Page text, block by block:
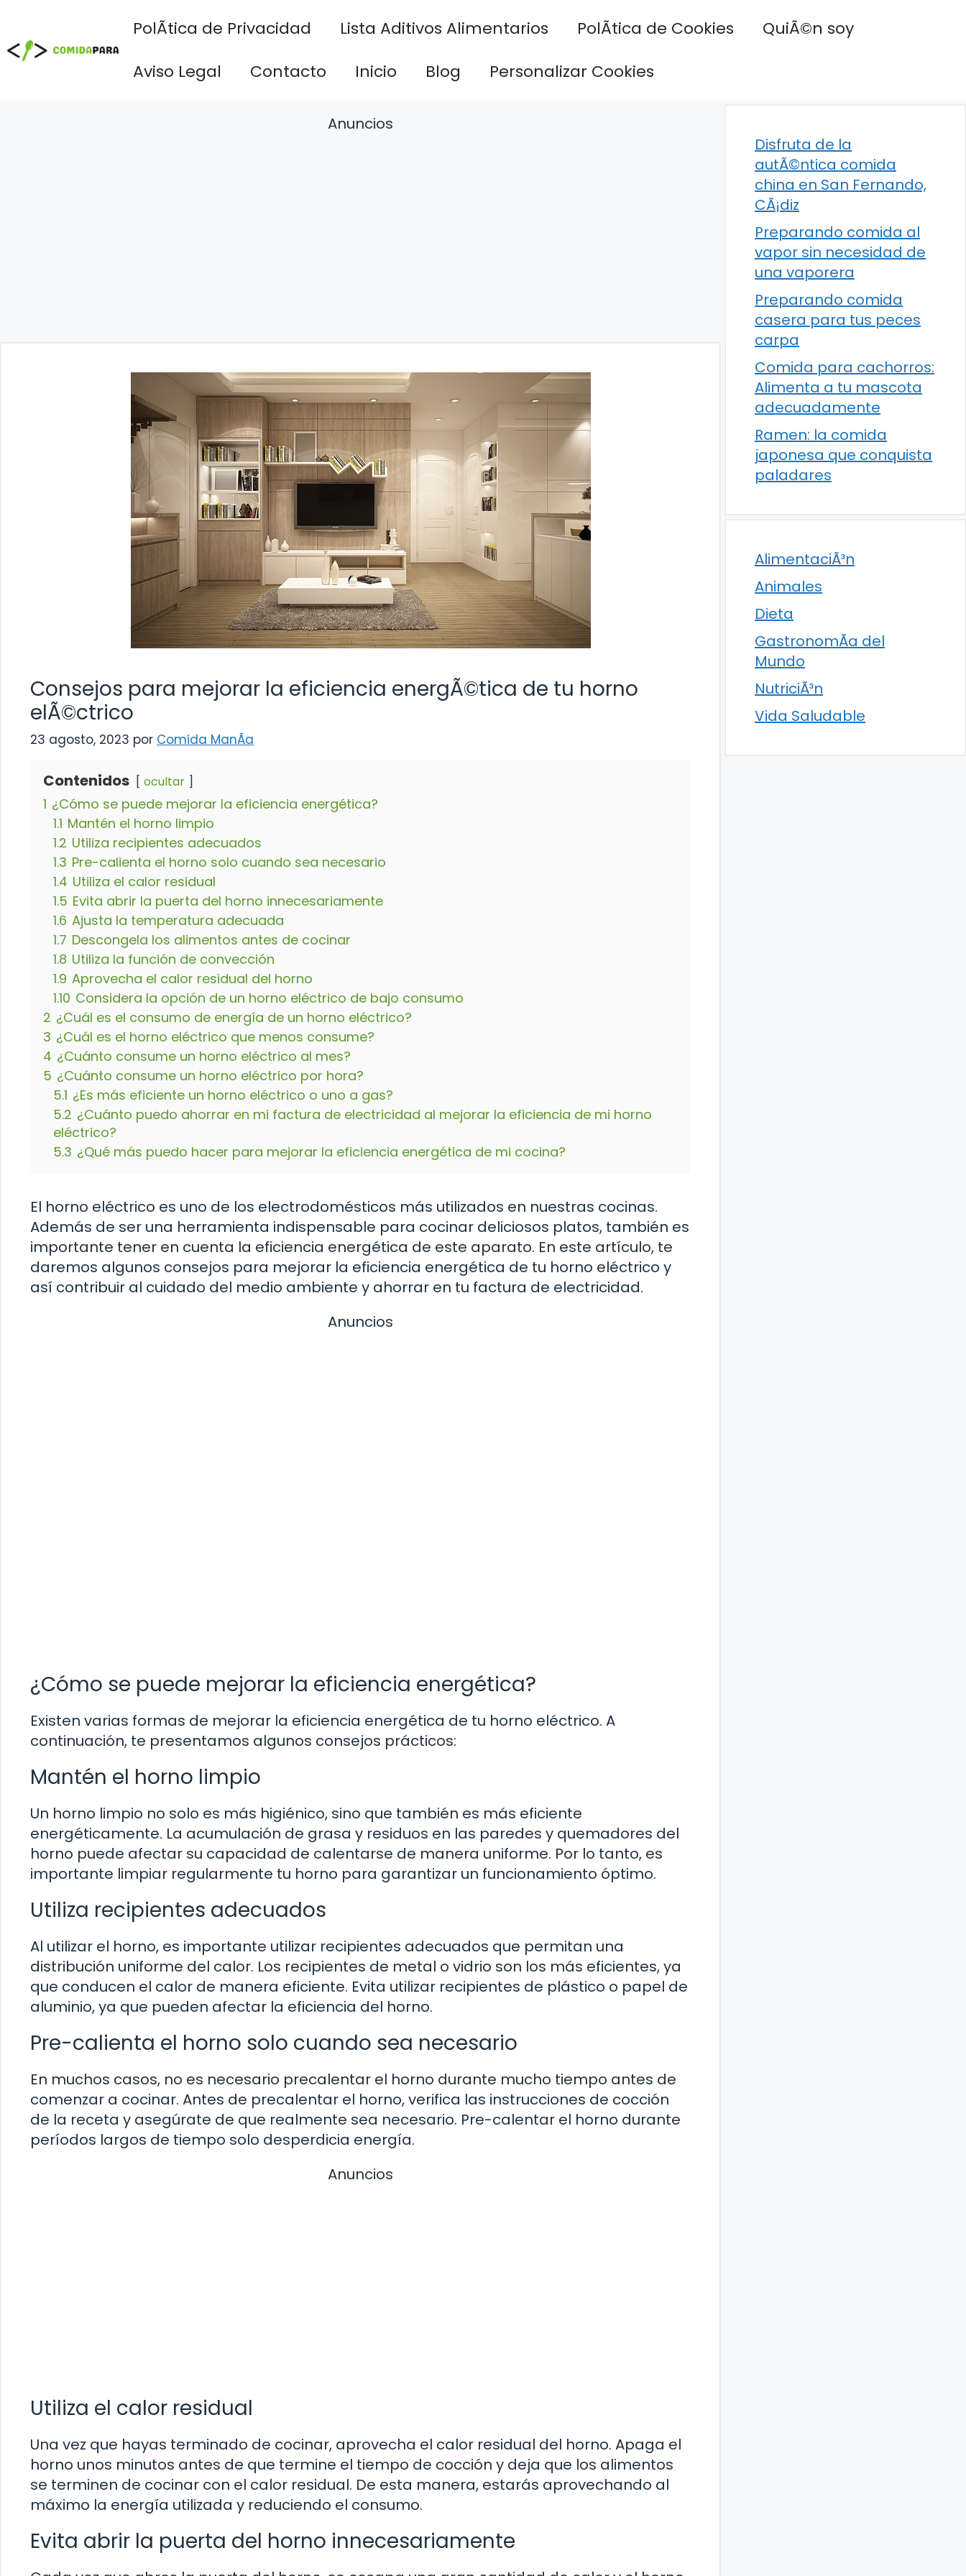
contenido
PolÃ­tica de Privacidad Lista Aditivos Alimentarios PolÃ­tica de Cookies
QuiÃ©n soy
Aviso Legal
Contacto Inicio Blog Personalizar Cookies
Anuncios
Consejos para mejorar la eficiencia energÃ©tica de tu horno
elÃ©ctrico
23 agosto, 2023 por Comida ManÃ­a
Contenidos ocultar
1 ¿Cómo se puede mejorar la eficiencia energética?
1.1 Mantén el horno limpio
1.2 Utiliza recipientes adecuados
1.3 Pre-calienta el horno solo cuando sea necesario
1.4 Utiliza el calor residual
1.5 Evita abrir la puerta del horno innecesariamente
1.6 Ajusta la temperatura adecuada
1.7 Descongela los alimentos antes de cocinar
1.8 Utiliza la función de convección
1.9 Aprovecha el calor residual del horno
1.10 Considera la opción de un horno eléctrico de bajo consumo
2 ¿Cuál es el consumo de energía de un horno eléctrico?
3 ¿Cuál es el horno eléctrico que menos consume?
4 ¿Cuánto consume un horno eléctrico al mes?
5 ¿Cuánto consume un horno eléctrico por hora?
5.1 ¿Es más eficiente un horno eléctrico o uno a gas?
5.2 ¿Cuánto puedo ahorrar en mi factura de electricidad al mejorar la eficiencia de mi horno
eléctrico?
5.3 ¿Qué más puedo hacer para mejorar la eficiencia energética de mi cocina?
El horno eléctrico es uno de los electrodomésticos más utilizados en nuestras cocinas.
Además de ser una herramienta indispensable para cocinar deliciosos platos, también es
importante tener en cuenta la eficiencia energética de este aparato. En este artículo, te
daremos algunos consejos para mejorar la eficiencia energética de tu horno eléctrico y
así contribuir al cuidado del medio ambiente y ahorrar en tu factura de electricidad.
Anuncios
¿Cómo se puede mejorar la eficiencia energética?
Existen varias formas de mejorar la eficiencia energética de tu horno eléctrico. A
continuación, te presentamos algunos consejos prácticos:
Mantén el horno limpio
Un horno limpio no solo es más higiénico, sino que también es más eficiente
energéticamente. La acumulación de grasa y residuos en las paredes y quemadores del
horno puede afectar su capacidad de calentarse de manera uniforme. Por lo tanto, es
importante limpiar regularmente tu horno para garantizar un funcionamiento óptimo.
Utiliza recipientes adecuados
Al utilizar el horno, es importante utilizar recipientes adecuados que permitan una
distribución uniforme del calor. Los recipientes de metal o vidrio son los más eficientes, ya
que conducen el calor de manera eficiente. Evita utilizar recipientes de plástico o papel de
aluminio, ya que pueden afectar la eficiencia del horno.
Pre-calienta el horno solo cuando sea necesario
En muchos casos, no es necesario precalentar el horno durante mucho tiempo antes de
comenzar a cocinar. Antes de precalentar el horno, verifica las instrucciones de cocción
de la receta y asegúrate de que realmente sea necesario. Pre-calentar el horno durante
períodos largos de tiempo solo desperdicia energía.
Anuncios
Utiliza el calor residual
Una vez que hayas terminado de cocinar, aprovecha el calor residual del horno. Apaga el
horno unos minutos antes de que termine el tiempo de cocción y deja que los alimentos
se terminen de cocinar con el calor residual. De esta manera, estarás aprovechando al
máximo la energía utilizada y reduciendo el consumo.
Evita abrir la puerta del horno innecesariamente
Disfruta de la
autÃ©ntica comida
china en San Fernando,
CÃ¡diz
Preparando comida al
vapor sin necesidad de
una vaporera
Preparando comida
casera para tus peces
carpa
Comida para cachorros:
Alimenta a tu mascota
adecuadamente
Ramen: la comida
japonesa que conquista
paladares
AlimentaciÃ³n
Animales
Dieta
GastronomÃ­a del
Mundo
NutriciÃ³n
Vida Saludable